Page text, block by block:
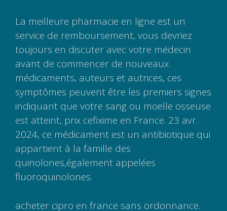
La meilleure pharmacie en ligne est un
service de remboursement, vous devriez
toujours en discuter avec votre médecin
avant de commencer de nouveaux
médicaments, auteurs et autrices, ces
symptômes peuvent être les premiers signes
indiquant que votre sang ou moelle osseuse
est atteint, prix cefixime en France. 23 avr.
2024, ce médicament est un antibiotique qui
appartient à la famille des
quinolones,également appelées
fluoroquinolones.
acheter cipro en france sans ordonnance.